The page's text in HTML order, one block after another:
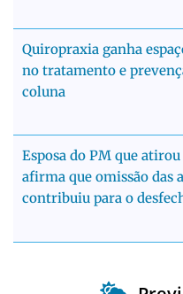
Quiropraxia ganha
no tratamento e
coluna
Esposa do PM que
afirma que omissão das
contribuiu para o